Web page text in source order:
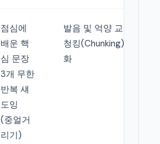
점심에
배운 핵
심 문장
3개 무한
반복 섀
도잉
(중얼거
리기)
발음 및 억양 교정,
청킹(Chunking) 체
화